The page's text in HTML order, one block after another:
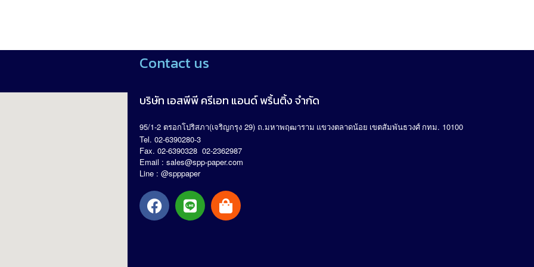
Contact us
บริษัท เอสพีพี ครีเอท แอนด์ พริ้นติ้ง จำกัด
95/1-2 ตรอกโปริสภา(เจริญกรุง 29) ถ.มหาพฤฒาราม แขวงตลาดน้อย เขตสัมพันธวงศ์ กทม. 10100
Tel. 02-6390280-3
Fax. 02-6390328 02-2362987
Email : sales@spp-paper.com
Line : @spppaper